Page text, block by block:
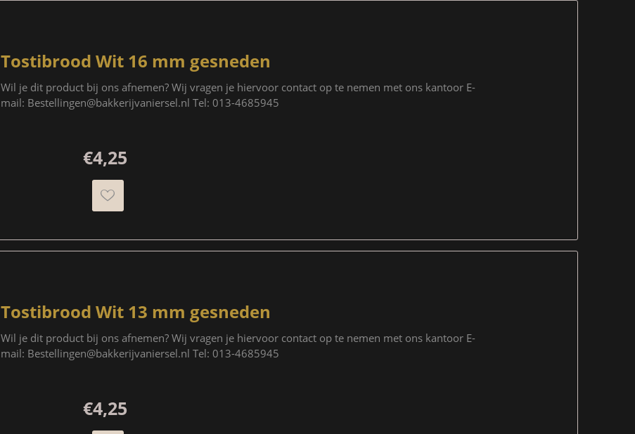
Tostibrood Wit 16 mm gesneden
Wil je dit product bij ons afnemen? Wij vragen je hiervoor contact op te nemen met ons kantoor E-
mail: Bestellingen@bakkerijvaniersel.nl Tel: 013-4685945
€4,25
Tostibrood Wit 13 mm gesneden
Wil je dit product bij ons afnemen? Wij vragen je hiervoor contact op te nemen met ons kantoor E-
mail: Bestellingen@bakkerijvaniersel.nl Tel: 013-4685945
€4,25